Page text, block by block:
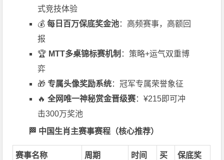
式竞技体验
💰每日百万保底奖金池：高频赛事，高额回
报
🏆 MTT多桌锦标赛机制 ：策略+运气双重博
弈
🎁 专属头像奖励系统：冠军专属荣誉象征
🔥全网唯一神秘赏金晋级赛：¥215即可冲
击300万奖池
🏁 中国生肖主赛事赛程（核心推荐）
赛事名称 周期 时间
买
保底奖